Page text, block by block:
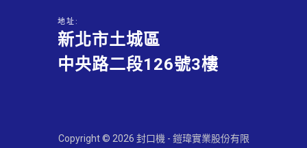
地址:
新北市土城區
中央路二段126號3樓
Copyright © 2026 封口機 - 鎧瑋實業股份有限